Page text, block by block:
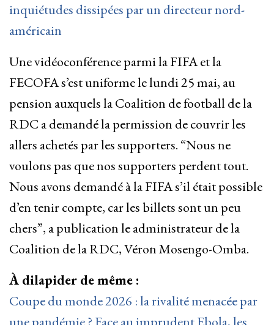
inquiétudes dissipées par un directeur nord-
américain
Une vidéoconférence parmi la FIFA et la
FECOFA s’est uniforme le lundi 25 mai, au
pension auxquels la Coalition de football de la
RDC a demandé la permission de couvrir les
allers achetés par les supporters. “Nous ne
voulons pas que nos supporters perdent tout.
Nous avons demandé à la FIFA s’il était possible
d’en tenir compte, car les billets sont un peu
chers”, a publication le administrateur de la
Coalition de la RDC, Véron Mosengo-Omba.
À dilapider de même :
Coupe du monde 2026 : la rivalité menacée par